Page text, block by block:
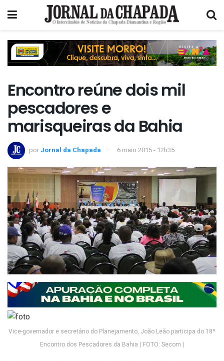
Encontro reúne dois mil
pescadores e
marisqueiras da Bahia
por Jornal da Chapada 6 maio 2015 - 12h35
Vice-governador e secretário do Planejamento, João Leão participa do 18º
Encontro dos Pescadores da Bahia | FOTO: Secom |